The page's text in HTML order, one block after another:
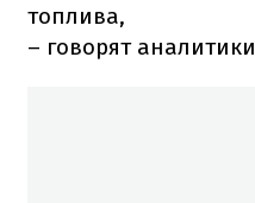
топлива,
– говорят